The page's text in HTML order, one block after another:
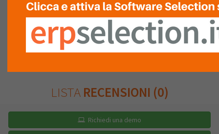
QUALITÀ/PREZZO
LISTA RECENSIONI (0)
Richiedi una demo